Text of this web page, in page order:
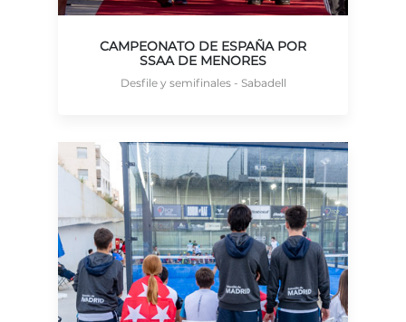
CAMPEONATO DE ESPAÑA POR
SSAA DE MENORES
Desfile y semifinales - Sabadell